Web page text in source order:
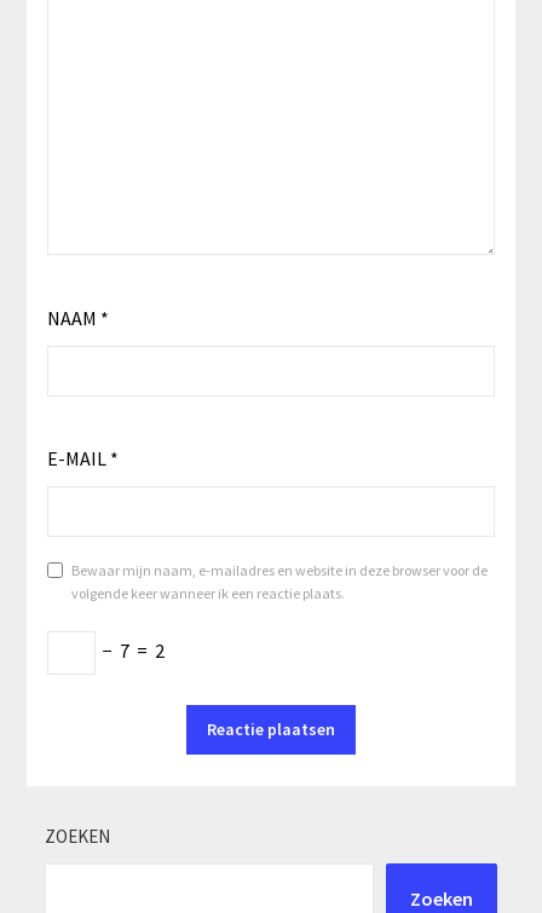
NAAM *
E-MAIL *
Bewaar mijn naam, e-mailadres en website in deze browser voor de
volgende keer wanneer ik een reactie plaats.
− 7 = 2
ZOEKEN
Zoeken